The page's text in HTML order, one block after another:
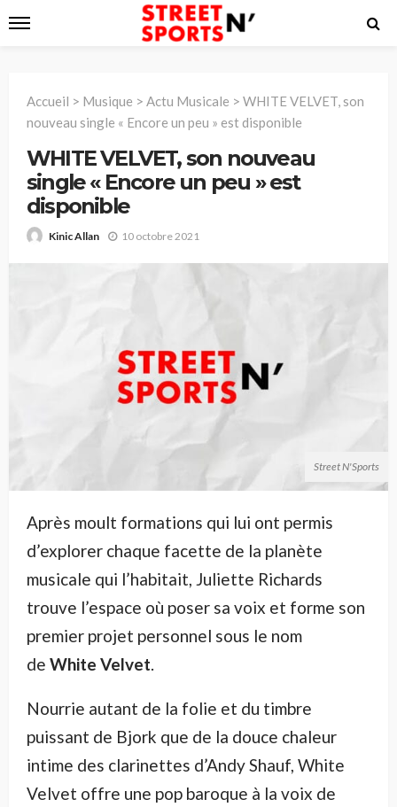
Accueil > Musique > Actu Musicale > WHITE VELVET, son
nouveau single « Encore un peu » est disponible
WHITE VELVET, son nouveau
single « Encore un peu » est
disponible
Kinic Allan 10 octobre 2021
Street N'Sports
Après moult formations qui lui ont permis
d’explorer chaque facette de la planète
musicale qui l’habitait, Juliette Richards
trouve l’espace où poser sa voix et forme son
premier projet personnel sous le nom
de White Velvet
Nourrie autant de la folie et du timbre
puissant de Bjork que de la douce chaleur
intime des clarinettes d’Andy Shauf, White
Velvet offre une pop baroque à la voix de